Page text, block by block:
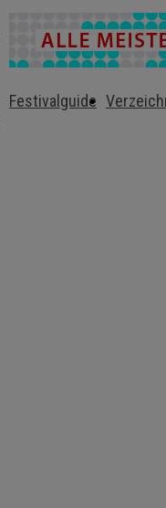
Festivalguide